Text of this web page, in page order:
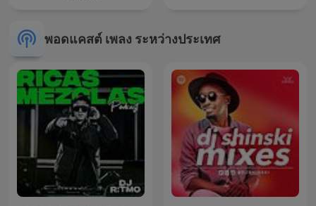
พอดแคสต์ เพลง ระหว่างประเทศ